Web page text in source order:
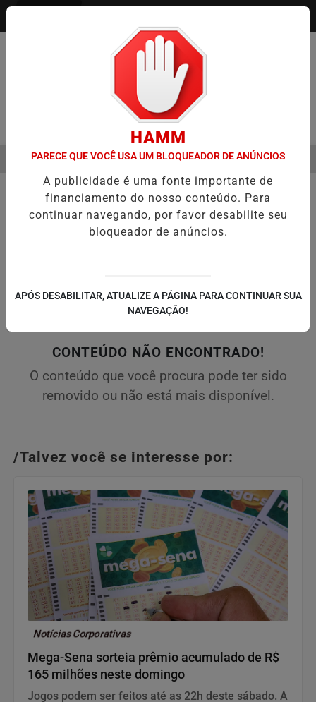
Pesquisar Notícia
SEMESTRE É A VIRADA DO VAREJO ÓPTICO EM 2026 WELTON
EM ALTA
MENU
CONTEÚDO NÃO ENCONTRADO!
O conteúdo que você procura pode ter sido
removido ou não está mais disponível.
/Talvez você se interesse por:
Notícias Corporativas
Mega-Sena sorteia prêmio acumulado de R$
165 milhões neste domingo
Jogos podem ser feitos até as 22h deste sábado. A
HAMM
PARECE QUE VOCÊ USA UM BLOQUEADOR DE ANÚNCIOS
A publicidade é uma fonte importante de
financiamento do nosso conteúdo. Para
continuar navegando, por favor desabilite seu
bloqueador de anúncios.
APÓS DESABILITAR, ATUALIZE A PÁGINA PARA CONTINUAR SUA
NAVEGAÇÃO!